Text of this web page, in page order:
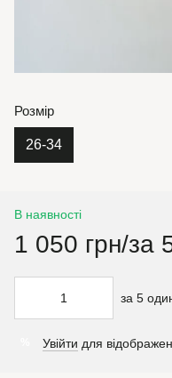
Розмір
26-34
В наявності
1 050 грн/за
за 5
Увійти для